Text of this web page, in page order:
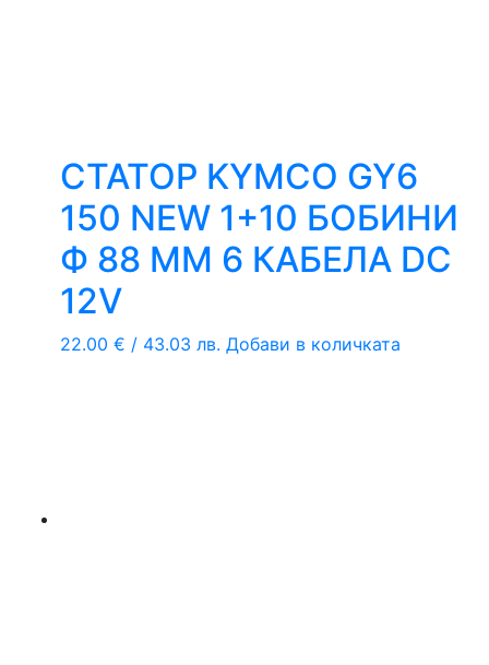
СТАТОР KYMCO GY6
150 NEW 1+10 БОБИНИ
Ф 88 ММ 6 КАБЕЛА DC
12V
22.00 € / 43.03 лв. Добави в количката